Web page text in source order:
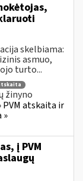
skelbiama:
asmuo,
turto...
žinyno
atskaita ir
»
į PVM